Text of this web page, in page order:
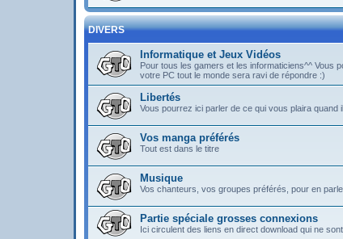
DIVERS
Informatique et Jeux Vidéos
Pour tous les gamers et les informaticiens^^ Vous
votre PC tout le monde sera ravi de répondre :)
Libertés
Vous pourrez ici parler de ce qui vous plaira quand
Vos manga préférés
Tout est dans le titre
Musique
Vos chanteurs, vos groupes préférés, pour en
Partie spéciale grosses connexions
Ici circulent des liens en direct download qui ne